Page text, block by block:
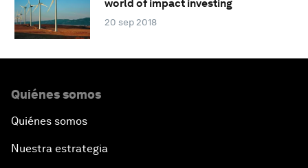
world of impact investing
20 sep 2018
Quiénes somos
Quiénes somos
Nuestra estrategia